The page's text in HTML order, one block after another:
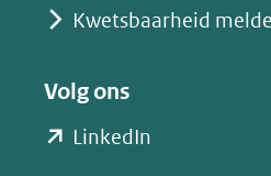
Kwetsbaarheid
Volg ons
LinkedIn